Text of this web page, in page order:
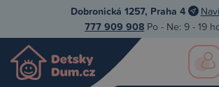
Dobronická 1257, Praha 4
777 909 908 Po - Ne: 9 - 19